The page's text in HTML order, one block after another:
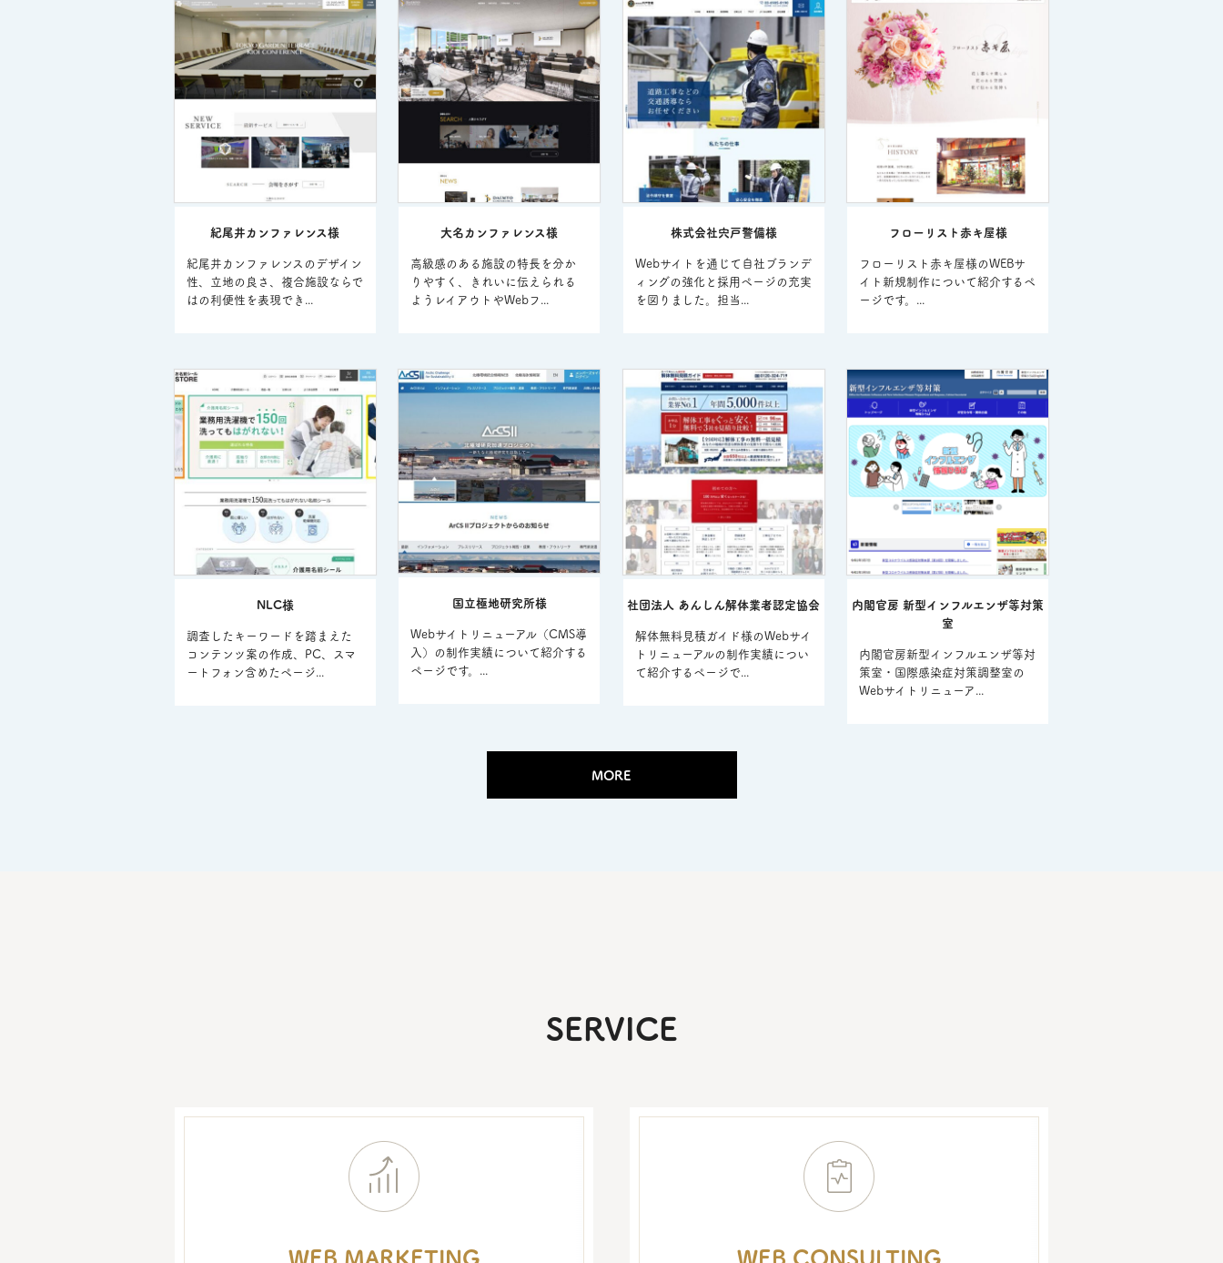
紀尾井カンファレンス様
紀尾井カンファレンスのデザイン
性、立地の良さ、複合施設ならで
はの利便性を表現でき...
大名カンファレンス様
高級感のある施設の特長を分か
りやすく、きれいに伝えられる
ようレイアウトやWebフ...
株式会社宍戸警備様
Webサイトを通じて自社ブランデ
ィングの強化と採用ページの充実
を図りました。担当...
フローリスト赤キ屋様
フローリスト赤キ屋様のWEBサ
イト新規制作について紹介するペ
ージです。...
NLC様
調査したキーワードを踏まえた
コンテンツ案の作成、PC、スマ
ートフォン含めたページ...
国立極地研究所様
Webサイトリニューアル（CMS導
入）の制作実績について紹介する
ページです。...
社団法人 あんしん解体業者認定協会
解体無料見積ガイド様のWebサイ
トリニューアルの制作実績につい
て紹介するページで...
内閣官房 新型インフルエンザ等対策
室
内閣官房新型インフルエンザ等対
策室・国際感染症対策調整室の
Webサイトリニューア...
MORE
SERVICE